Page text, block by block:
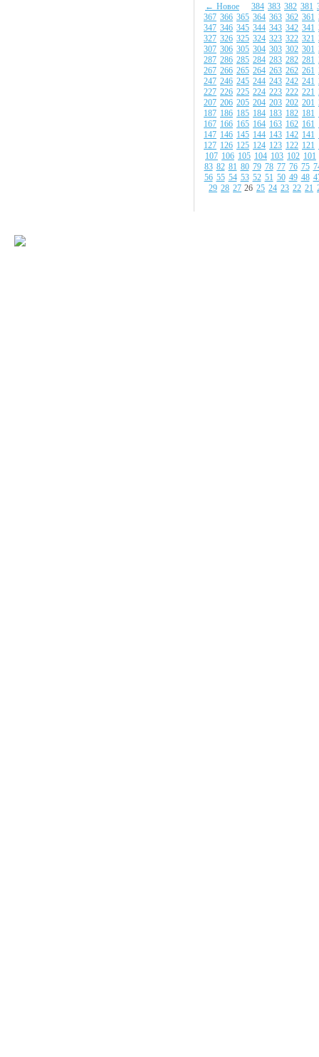
← Новое 384 383 382 381
367 366 365 364 363 362 361
347 346 345 344 343 342 341
327 326 325 324 323 322 321
307 306 305 304 303 302 301
287 286 285 284 283 282 281
267 266 265 264 263 262 261
247 246 245 244 243 242 241
227 226 225 224 223 222 221
207 206 205 204 203 202 201
187 186 185 184 183 182 181
167 166 165 164 163 162 161
147 146 145 144 143 142 141
127 126 125 124 123 122 121
107 106 105 104 103 102 101
83 82 81 80 79 78 77 76 75
56 55 54 53 52 51 50 49 48
29 28 27 26 25 24 23 22 21